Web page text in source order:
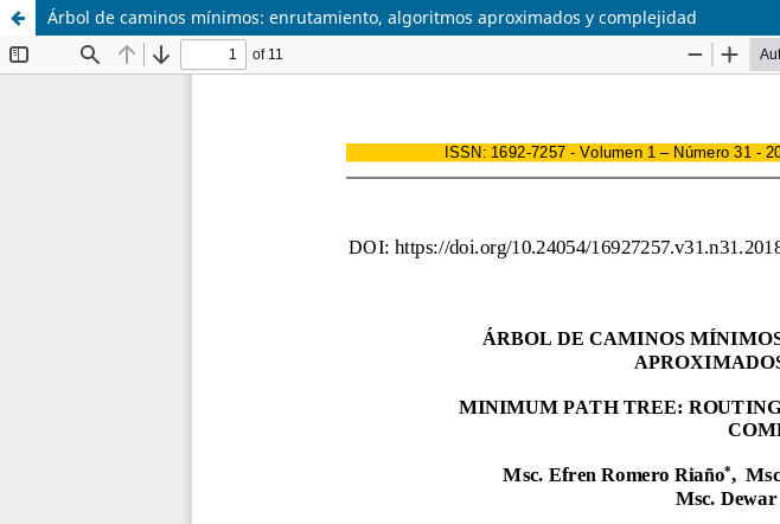
Árbol de caminos mínimos: enrutamiento, algoritmos aproximados y complejidad